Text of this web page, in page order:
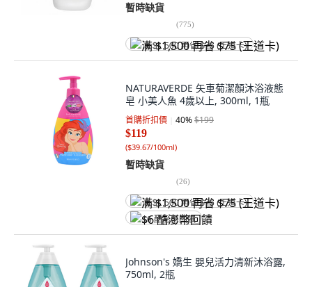
暫時缺貨
(775)
满 $1,500 再省 $75 (王道卡)
NATURAVERDE 矢車菊潔顏沐浴液態
皂 小美人魚 4歲以上, 300ml, 1瓶
首購折扣價 40%$199
$119
($39.67/100ml)
暫時缺貨
(26)
满 $1,500 再省 $75 (王道卡)
$6 酷澎幣回饋
Johnson's 嬌生 嬰兒活力清新沐浴露,
750ml, 2瓶